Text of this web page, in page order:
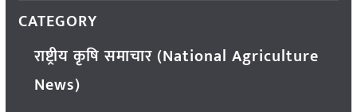
CATEGORY
राष्ट्रीय कृषि समाचार (National Agriculture
News)